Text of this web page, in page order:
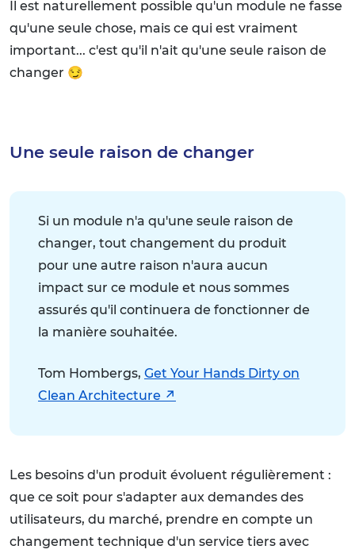
Il est naturellement possible qu'un module ne fasse
qu'une seule chose, mais ce qui est vraiment
important... c'est qu'il n'ait qu'une seule raison de
changer 😏
Une seule raison de changer
Si un module n'a qu'une seule raison de
changer, tout changement du produit
pour une autre raison n'aura aucun
impact sur ce module et nous sommes
assurés qu'il continuera de fonctionner de
la manière souhaitée.
Tom Hombergs, Get Your Hands Dirty on
Clean Architecture
Les besoins d'un produit évoluent régulièrement :
que ce soit pour s'adapter aux demandes des
utilisateurs, du marché, prendre en compte un
changement technique d'un service tiers avec